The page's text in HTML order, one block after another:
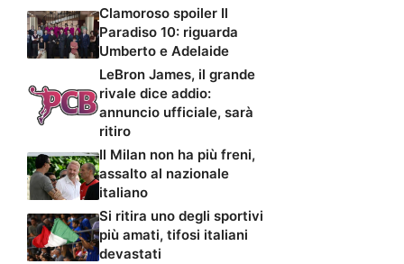
Clamoroso spoiler Il
Paradiso 10: riguarda
Umberto e Adelaide
LeBron James, il grande
rivale dice addio:
annuncio ufficiale, sarà
ritiro
Il Milan non ha più freni,
assalto al nazionale
italiano
Si ritira uno degli sportivi
più amati, tifosi italiani
devastati